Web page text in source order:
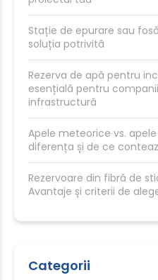
Stație de epurare sau
soluția potrivită
Rezerva de apă pentru
esențială pentru
infrastructură
Apele meteorice vs.
diferența și de ce
Rezervoare din fibră de
Avantaje și criterii de
Categorii